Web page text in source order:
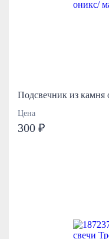
Подсвечник из
Цена
300 ₽